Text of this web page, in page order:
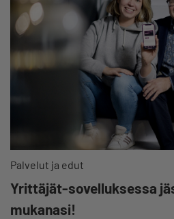
Palvelut ja edut
Yrittäjät-sovelluksessa
mukanasi!